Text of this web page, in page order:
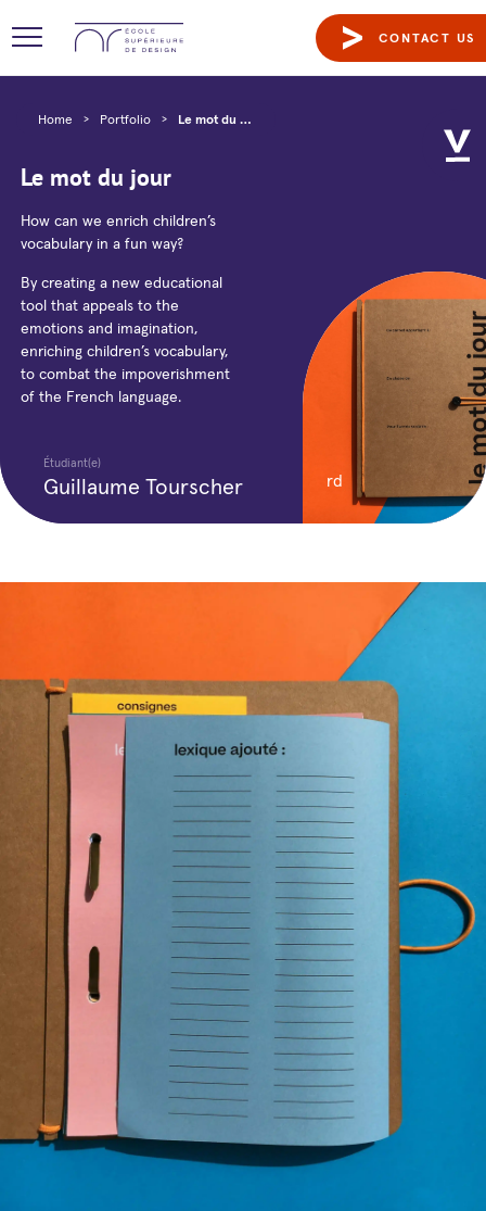
CONTACT US
Home > Portfolio > Le mot du jour
Le mot du jour
How can we enrich children’s
vocabulary in a fun way?
By creating a new educational
tool that appeals to the
emotions and imagination,
enriching children’s vocabulary,
to combat the impoverishment
of the French language.
Étudiant(e)
Guillaume Tourscher rd year